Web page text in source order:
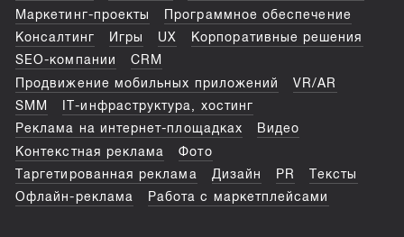
Маркетинг-проекты
Программное обеспечение
Консалтинг
Игры UX
Корпоративные решения
SEO-компании
CRM
Продвижение мобильных приложений
VR/AR
SMM
IT-инфраструктура, хостинг
Реклама на интернет-площадках
Видео
Контекстная реклама
Фото
Таргетированная реклама
Дизайн PR
Тексты
Офлайн-реклама
Работа с маркетплейсами